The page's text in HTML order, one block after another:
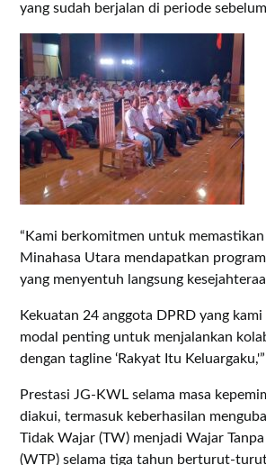
yang sudah berjalan di periode
“Kami berkomitmen untuk
Minahasa Utara mendapatkan
yang menyentuh langsung
Kekuatan 24 anggota DPRD yang
modal penting untuk menjalankan
dengan tagline ‘Rakyat Itu
Prestasi JG-KWL selama masa
diakui, termasuk keberhasilan
Tidak Wajar (TW) menjadi Wajar
(WTP) selama tiga tahun berturut-